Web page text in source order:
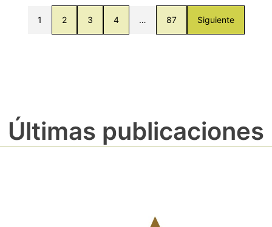
1 2 3 4 … 87 Siguiente
Últimas publicaciones